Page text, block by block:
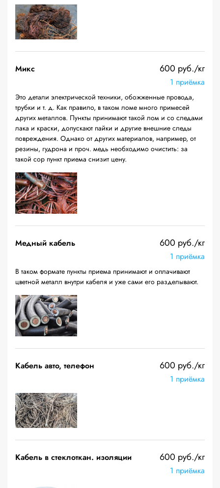
Микс 600 руб./кг
1 приёмка
Это детали электрической техники, обожженные провода,
трубки и т. д. Как правило, в таком ломе много примесей
других металлов. Пункты принимают такой лом и со следами
лака и краски, допускают пайки и другие внешние следы
повреждения. Однако от других материалов, например, от
резины, гудрона и проч. медь необходимо очистить: за
такой сор пункт приема снизит цену.
Медный кабель 600 руб./кг
1 приёмка
В таком формате пункты приема принимают и оплачивают
цветной металл внутри кабеля и уже сами его разделывают.
Кабель авто, телефон 600 руб./кг
1 приёмка
Кабель в стеклоткан. изоляции 600 руб./кг
1 приёмка